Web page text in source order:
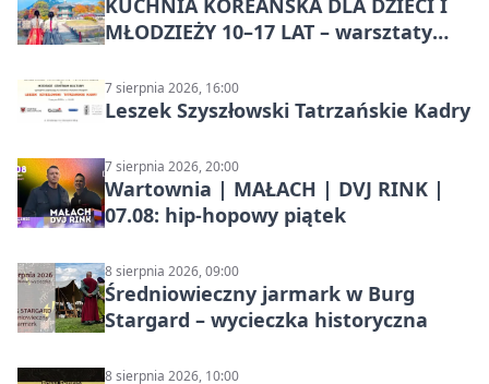
MŁODZIEŻY 10–17 LAT – warsztaty
7 sierpnia 2026, 16:00
Leszek Szyszłowski Tatrzańskie Kadry
7 sierpnia 2026, 20:00
Wartownia | MAŁACH | DVJ RINK |
07.08: hip-hopowy piątek
8 sierpnia 2026, 09:00
Średniowieczny jarmark w Burg
Stargard – wycieczka historyczna
8 sierpnia 2026, 10:00